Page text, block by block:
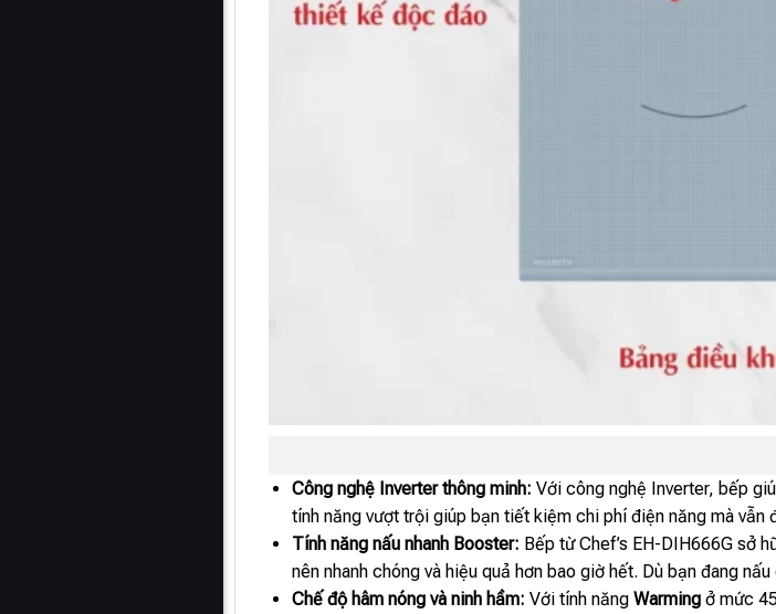
Công nghệ Inverter thông minh: Với công nghệ Inverter, bếp
tính năng vượt trội giúp bạn tiết kiệm chi phí điện năng mà vẫn
Tính năng nấu nhanh Booster: Bếp từ Chef’s EH-DIH666G sở
nên nhanh chóng và hiệu quả hơn bao giờ hết. Dù bạn đang
Chế độ hâm nóng và ninh hầm: Với tính năngWarming ở mức